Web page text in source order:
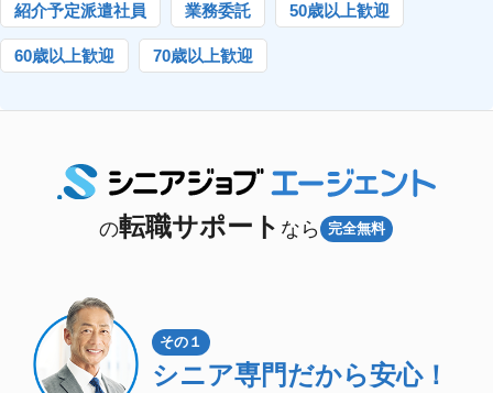
紹介予定派遣社員 業務委託 50歳以上歓迎
60歳以上歓迎 70歳以上歓迎
の転職サポート なら 完全無料
その１
シニア専門だから安心！